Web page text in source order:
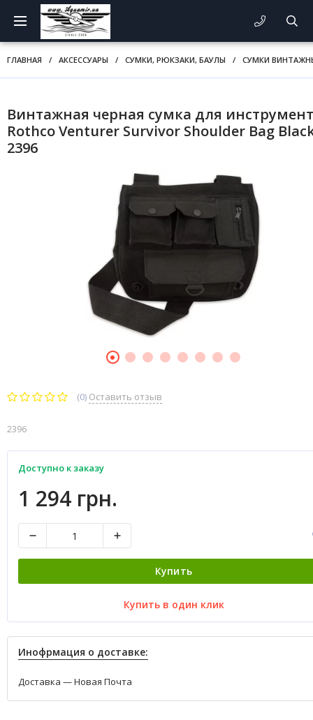
ГЛАВНАЯ / АКСЕССУАРЫ / СУМКИ, РЮКЗАКИ, БАУЛЫ / СУМКИ
Винтажная черная сумка для
Rothco Venturer Survivor Shoulder Bag
2396
(0) Оставить отзыв
2396
Доступно к заказу
1 294 грн.
Купить
Купить в один клик
Инофрмация о доставке:
Доставка — Новая Почта